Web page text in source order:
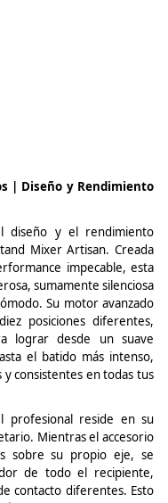
| Diseño y Rendimiento
diseño y el rendimiento
MixerArtisan. Creada
impecable, esta
sumamente silenciosa
Su motor avanzado
posiciones diferentes,
lograr desde un suave
el batido más intenso,
consistentes en todas tus
profesional reside en su
Mientras el accesorio
sobre su propio eje, se
de todo el recipiente,
contacto diferentes. Esto